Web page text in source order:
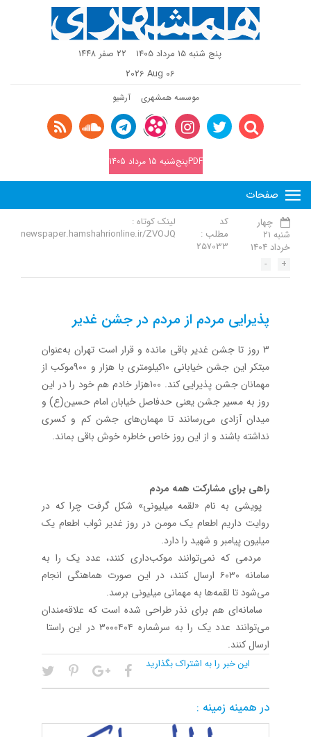
پنج شنبه 15 مرداد 1405
٢٢ صفر ١٤٤٨
2026 Aug 06
موسسه همشهری آرشیو
PDFپنج‌شنبه 15 مرداد 1405
صفحات
چهار
شنبه 21
خرداد 1404
کد
مطلب :
257033
لینک کوتاه :
newspaper.hamshahrionline.ir/ZVOJQ
+
-
پذیرایی مردم از مردم در جشن غدیر
3 روز تا جشن غدیر باقی مانده و قرار است تهران به‌عنوان
مبتکر این جشن خیابانی 10کیلومتری با هزار و 900موکب از
مهمانان جشن پذیرایی کند. 100هزار خادم هم خود را در این
روز به مسیر جشن یعنی حدفاصل خیابان امام حسین(ع) و
میدان آزادی می‌رسانند تا مهمان‌های جشن کم و کسری
نداشته باشند و از این روز خاص خاطره خوش باقی بماند.
راهی برای مشارکت همه مردم
پویشی به نام «لقمه میلیونی» شکل گرفت چرا که در
روایت داریم اطعام یک مومن در روز غدیر ثواب اطعام یک
میلیون پیامبر و شهید را دارد.
مردمی که نمی‌توانند موکب‌داری کنند، عدد یک را به
سامانه ۶۰۳۰ ارسال کنند، در این صورت هماهنگی انجام
می‌شود تا لقمه‌ها به مهمانی میلیونی برسد.
سامانه‌ای هم برای نذر طراحی شده است که علاقه‌مندان
می‌توانند عدد یک را به سرشماره ۳۰۰۰۴۰۴ در این راستا
ارسال کنند.
این خبر را به اشتراک بگذارید
در همینه زمینه :